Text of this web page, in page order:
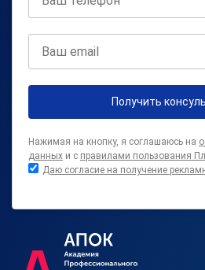
Получить
Нажимая на кнопку, я соглашаюсь на
данных и с правилами пользования
Даю согласие на получение